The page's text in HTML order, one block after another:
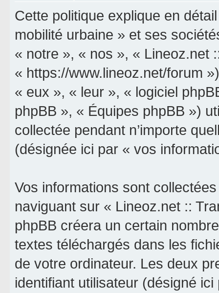
Cette politique explique en
mobilité urbaine » et ses
« notre », « nos », « Lineoz.net
« https://www.lineoz.net/forum
« eux », « leur », « logiciel
phpBB », « Équipes phpBB »)
collectée pendant n’importe
(désignée ici par « vos
Vos informations sont
naviguant sur « Lineoz.net ::
phpBB créera un certain
textes téléchargés dans les
de votre ordinateur. Les deux
identifiant utilisateur (désigné